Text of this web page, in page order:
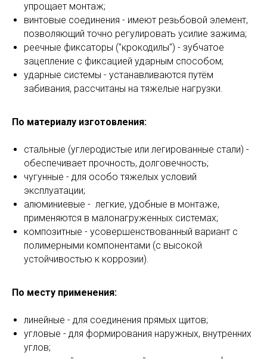
упрощает монтаж;
винтовые соединения - имеют резьбовой элемент,
позволяющий точно регулировать усилие зажима;
реечные фиксаторы ("крокодилы") - зубчатое
зацепление с фиксацией ударным способом;
ударные системы - устанавливаются путём
забивания, рассчитаны на тяжелые нагрузки.
По материалу изготовления:
стальные (углеродистые или легированные стали) -
обеспечивает прочность, долговечность;
чугунные - для особо тяжелых условий
эксплуатации;
алюминиевые - легкие, удобные в монтаже,
применяются в малонагруженных системах;
композитные - усовершенствованный вариант с
полимерными компонентами (с высокой
устойчивостью к коррозии).
По месту применения:
линейные - для соединения прямых щитов;
угловые - для формирования наружных, внутренних
углов;